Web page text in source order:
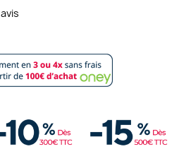
avis